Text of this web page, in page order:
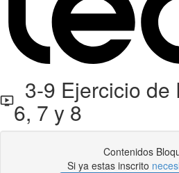
3-9 Ejercicio de
6, 7 y 8
Contenidos
Si ya estas inscrito